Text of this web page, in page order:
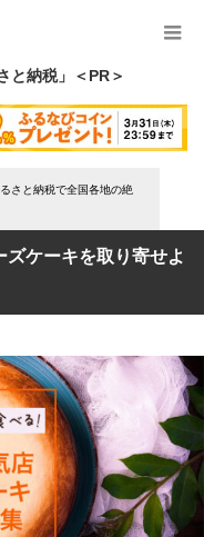
と納税」＜PR＞
るさと納税で全国各地の絶
ケーキを取り寄せよ